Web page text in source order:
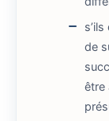
de
être